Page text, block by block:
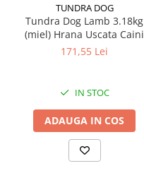
TUNDRA DOG
Tundra Dog Lamb 3.18kg
(miel) Hrana Uscata Caini
171,55 Lei
IN STOC
ADAUGA IN COS